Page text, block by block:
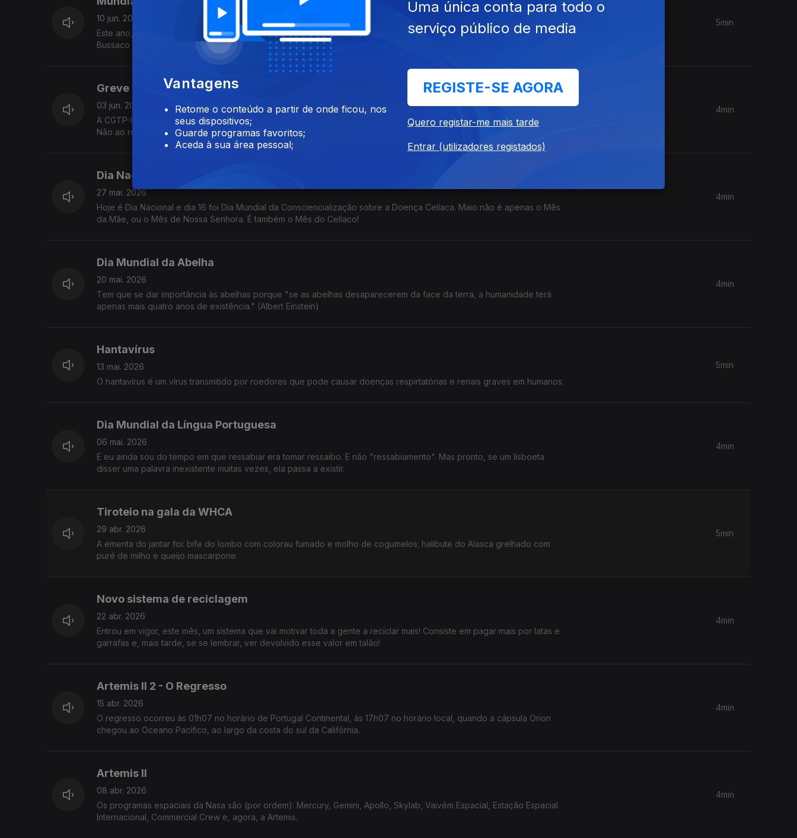
10 jun. 2026
Este ano, vamos ter os habituais comentários sobre a Copa do Mundo FIFA apenas em formato rádio (o Homem do
Bussaco está com problemas em renovar o passaporte).
5min
Greve Geral
03 jun. 2026
A CGTP-IN convocou uma Greve Geral para o dia 3 de junho de 2026, sob o lema oficial "Derrotar o Pacote Laboral!
Não ao retrocesso! Por mais salário, mais direitos, mais serviços públicos!"
4min
Dia Nacional do Celíaco
27 mai. 2026
Hoje é Dia Nacional e dia 16 foi Dia Mundial da Consciencialização sobre a Doença Celíaca. Maio não é apenas o Mês
da Mãe, ou o Mês de Nossa Senhora. É também o Mês do Celíaco!
4min
Dia Mundial da Abelha
20 mai. 2026
Tem que se dar importância às abelhas porque "se as abelhas desaparecerem da face da terra, a humanidade terá
apenas mais quatro anos de existência." (Albert Einstein)
4min
Hantavírus
13 mai. 2026
O hantavírus é um vírus transmitido por roedores que pode causar doenças respirtatórias e renais graves em humanos.
5min
Dia Mundial da Língua Portuguesa
06 mai. 2026
E eu ainda sou do tempo em que ressabiar era tomar ressaibo. E não "ressabiamento". Mas pronto, se um lisboeta
disser uma palavra inexistente muitas vezes, ela passa a existir.
4min
Tiroteio na gala da WHCA
29 abr. 2026
A ementa do jantar foi: bife do lombo com colorau fumado e molho de cogumelos; halibute do Alasca grelhado com
puré de milho e queijo mascarpone.
5min
Novo sistema de reciclagem
22 abr. 2026
Entrou em vigor, este mês, um sistema que vai motivar toda a gente a reciclar mais! Consiste em pagar mais por latas e
garrafas e, mais tarde, se se lembrar, ver devolvido esse valor em talão!
4min
Artemis II 2 - O Regresso
15 abr. 2026
O regresso ocorreu às 01h07 no horário de Portugal Continental, às 17h07 no horário local, quando a cápsula Orion
chegou ao Oceano Pacífico, ao largo da costa do sul da Califórnia.
4min
Artemis II
08 abr. 2026
Os programas espaciais da Nasa são (por ordem): Mercury, Gemini, Apollo, Skylab, Vaivém Espacial, Estação Espacial
Internacional, Commercial Crew e, agora, a Artemis.
4min
Vantagens
Retome o conteúdo a partir de onde ficou, nos
seus dispositivos;
Guarde programas favoritos;
Aceda à sua área pessoal;
Uma única conta para todo o
serviço público de media
REGISTE-SE AGORA
Quero registar-me mais tarde
Entrar (utilizadores registados)